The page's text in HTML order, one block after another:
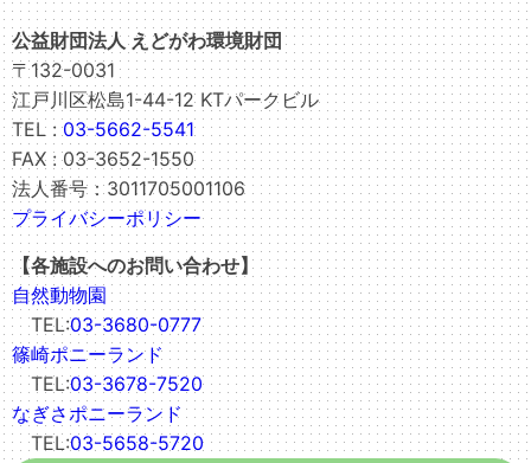
公益財団法人 えどがわ環境財団
〒132-0031
江戸川区松島1-44-12 KTパークビル
TEL :03-5662-5541
FAX : 03-3652-1550
法人番号：3011705001106
プライバシーポリシー
【各施設へのお問い合わせ】
自然動物園
TEL:03-3680-0777
篠崎ポニーランド
TEL:03-3678-7520
なぎさポニーランド
TEL:03-5658-5720